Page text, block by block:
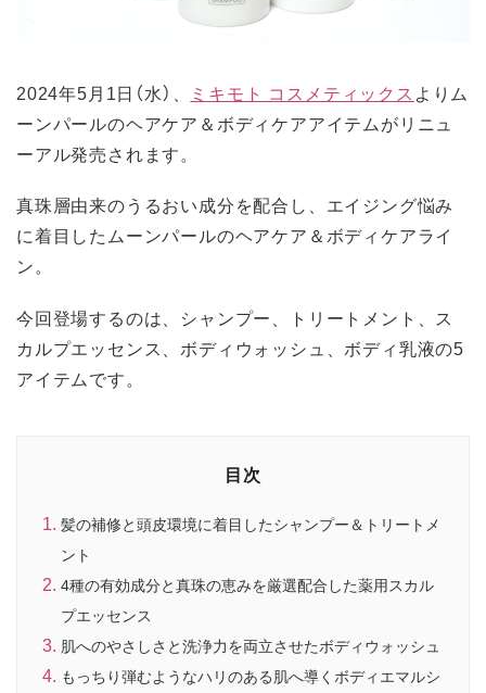
2024年5月1日（水）、 ミキモト コスメティックス よりム
ーンパールのヘアケア＆ボディケアアイテムがリニュ
ーアル発売されます。
真珠層由来のうるおい成分を配合し、エイジング悩み
に着目したムーンパールのヘアケア＆ボディケアライ
ン。
今回登場するのは、シャンプー、トリートメント、ス
カルプエッセンス、ボディウォッシュ、ボディ乳液の5
アイテムです。
目次
髪の補修と頭皮環境に着目したシャンプー＆トリートメ
ント
4種の有効成分と真珠の恵みを厳選配合した薬用スカル
プエッセンス
肌へのやさしさと洗浄力を両立させたボディウォッシュ
もっちり弾むようなハリのある肌へ導くボディエマルシ